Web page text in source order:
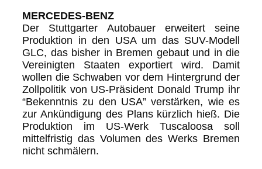
MERCEDES-BENZ
Der Stuttgarter Autobauer erweitert seine
Produktion in den USA um das SUV-Modell
GLC, das bisher in Bremen gebaut und in die
Vereinigten Staaten exportiert wird. Damit
wollen die Schwaben vor dem Hintergrund der
Zollpolitik von US-Präsident Donald Trump ihr
“Bekenntnis zu den USA” verstärken, wie es
zur Ankündigung des Plans kürzlich hieß. Die
Produktion im US-Werk Tuscaloosa soll
mittelfristig das Volumen des Werks Bremen
nicht schmälern.